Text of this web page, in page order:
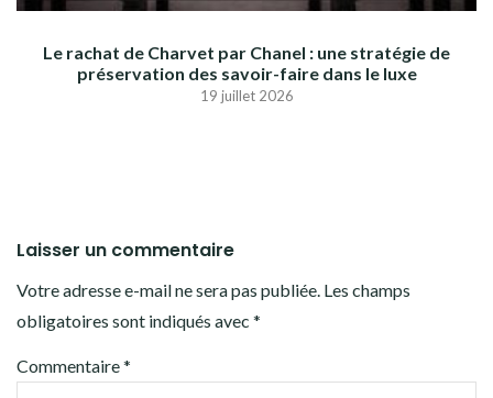
Le rachat de Charvet par Chanel : une stratégie de
préservation des savoir-faire dans le luxe
19 juillet 2026
Laisser un commentaire
Votre adresse e-mail ne sera pas publiée. Les champs
obligatoires sont indiqués avec *
Commentaire*